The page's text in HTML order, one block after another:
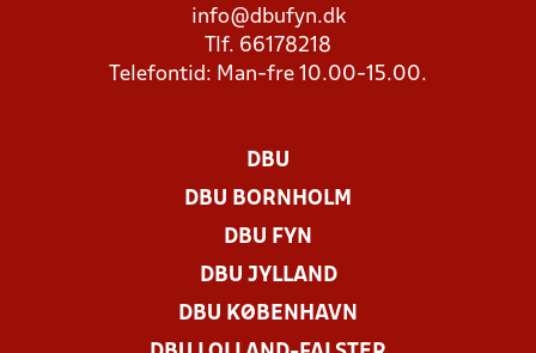
info@dbufyn.dk
Tlf. 66178218
Telefontid: Man-fre 10.00-15.00.
DBU
DBU BORNHOLM
DBU FYN
DBU JYLLAND
DBU KØBENHAVN